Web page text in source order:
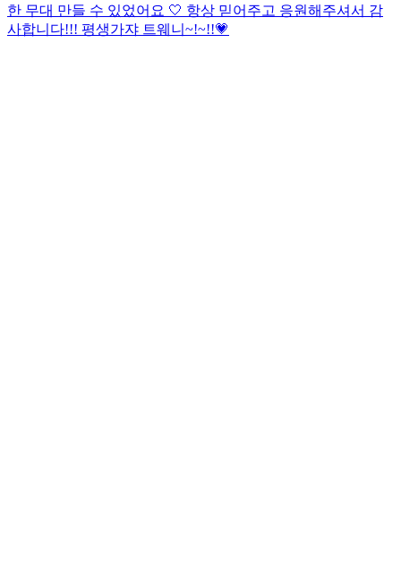
한 무대 만들 수 있었어요 🤍 항상 믿어주고 응원해주셔서 감
사합니다!!! 평생가쟈 트웨니~!~!!💗